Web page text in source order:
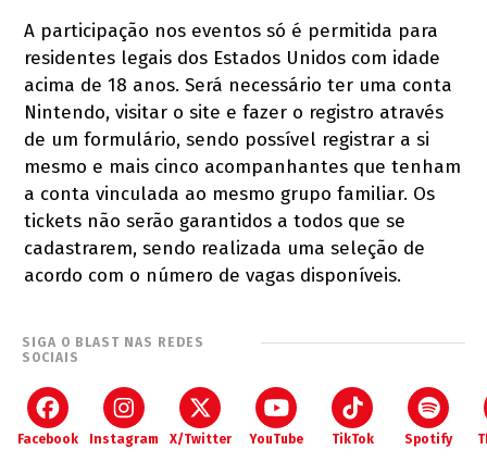
A participação nos eventos só é permitida para
residentes legais dos Estados Unidos com idade
acima de 18 anos. Será necessário ter uma conta
Nintendo, visitar o site e fazer o registro através
de um formulário, sendo possível registrar a si
mesmo e mais cinco acompanhantes que tenham
a conta vinculada ao mesmo grupo familiar. Os
tickets não serão garantidos a todos que se
cadastrarem, sendo realizada uma seleção de
acordo com o número de vagas disponíveis.
SIGA O BLAST NAS REDES
SOCIAIS
Facebook Instagram X/Twitter YouTube TikTok Spotify